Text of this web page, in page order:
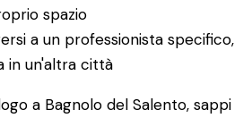
spazio
a un professionista specifico,
in un'altra città
a Bagnolo del Salento, sappi